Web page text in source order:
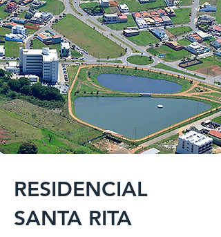
RESIDENCIAL
SANTA RITA